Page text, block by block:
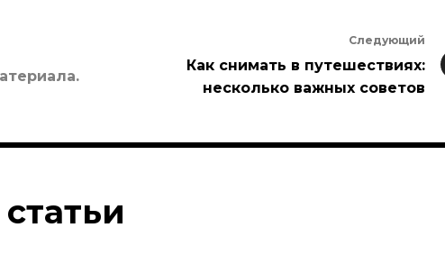
Следующий
Как снимать в путешествиях:
несколько важных советов